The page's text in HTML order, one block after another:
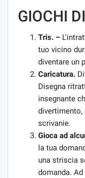
GIOCHI
Tris. –
tuo vicino
diventare un
Caricatura.
Disegna
insegnante
divertimento,
scrivanie.
Gioca ad
la tua
una striscia
domanda.